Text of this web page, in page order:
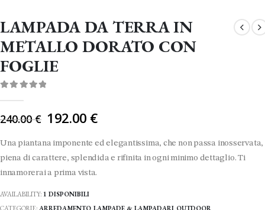
LAMPADA DA TERRA IN
METALLO DORATO CON
FOGLIE
240.00€ Il
originale
era:
240.00 €.
192.00 €
Una piantana imponente ed elegantissima, che non passa inosservata,
piena di carattere, splendida e rifinita in ogni minimo dettaglio. Ti
innamorerai a prima vista.
AVAILABILITY: 1 DISPONIBILI
CATEGORIE: ARREDAMENTO,LAMPADE & LAMPADARI, OUTDOOR